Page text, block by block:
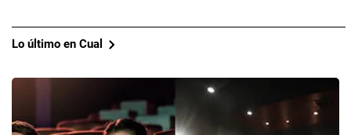
Lo último en Cual